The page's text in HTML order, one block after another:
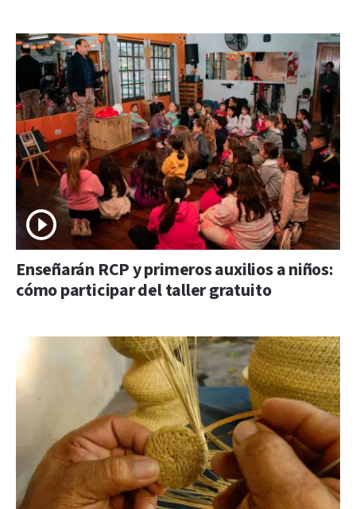
Enseñarán RCP y primeros auxilios a niños:
cómo participar del taller gratuito